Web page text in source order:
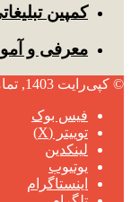
کمپین
معرفی و
© کپی‌رایت 1403, تمامی حقوق نزد شرکت
فیس بوک
توییتر (X)
لینکدین
یوتیوب
اینستاگرام